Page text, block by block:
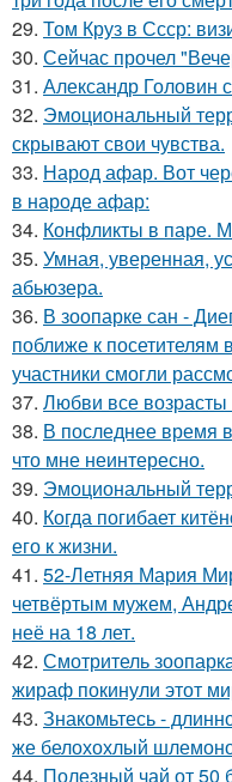
29. Том Круз в Ссср:
30. Сейчас прочел
31. Александр Головин
32. Эмоциональный
скрывают свои чувства.
33. Народ афар. Вот
в народе афар:
34. Конфликты в паре.
35. Умная, уверенная,
абьюзера.
36. В зоопарке сан -
поближе к посетителям
участники смогли
37. Любви все
38. В последнее время
что мне неинтересно.
39. Эмоциональный
40. Когда погибает
его к жизни.
41. 52-Летняя Мария
четвёртым мужем,
неё на 18 лет.
42. Смотритель
жираф покинули этот
43. Знакомьтесь -
же белохохлый
44. Полезный чай от 50